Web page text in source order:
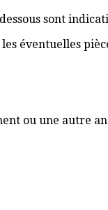
sont
éventuelles
ou une autre